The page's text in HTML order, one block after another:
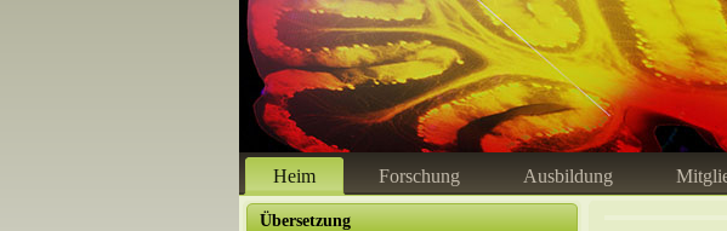
Heim Forschung Ausbildung
Übersetzung